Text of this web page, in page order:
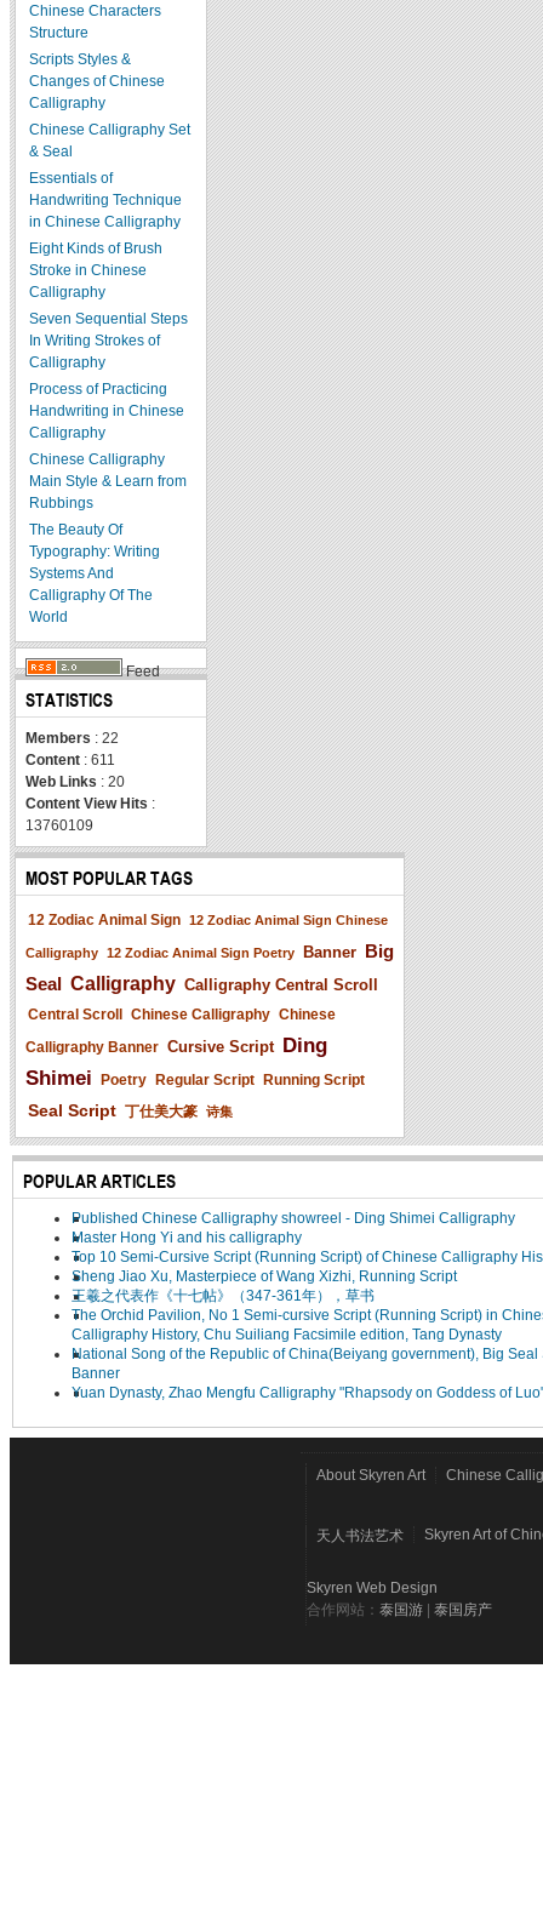
Chinese Characters
Structure
Scripts Styles &
Changes of Chinese
Calligraphy
Chinese Calligraphy Set
& Seal
Essentials of
Handwriting Technique
in Chinese Calligraphy
Eight Kinds of Brush
Stroke in Chinese
Calligraphy
Seven Sequential Steps
In Writing Strokes of
Calligraphy
Process of Practicing
Handwriting in Chinese
Calligraphy
Chinese Calligraphy
Main Style & Learn from
Rubbings
The Beauty Of
Typography: Writing
Systems And
Calligraphy Of The
World
Feed
STATISTICS
Members : 22
Content : 611
Web Links : 20
Content View Hits :
13760109
MOST POPULAR TAGS
12 Zodiac Animal Sign 12 Zodiac Animal Sign Chinese
Calligraphy 12 Zodiac Animal Sign Poetry Banner Big
Seal Calligraphy Calligraphy Central Scroll
Central Scroll Chinese Calligraphy Chinese
Calligraphy Banner Cursive Script Ding
Shimei Poetry Regular Script Running Script
Seal Script 丁仕美大篆 诗集
POPULAR ARTICLES
Published Chinese Calligraphy showreel - Ding Shimei Calligraphy
Master Hong Yi and his calligraphy
Top 10 Semi-Cursive Script (Running Script) of Chinese Calligraphy
Sheng Jiao Xu, Masterpiece of Wang Xizhi, Running Script
王羲之代表作《十七帖》（347-361年），草书
The Orchid Pavilion, No 1 Semi-cursive Script (Running Script) in
Calligraphy History, Chu Suiliang Facsimile edition, Tang Dynasty
National Song of the Republic of China(Beiyang government), Big Seal
Banner
Yuan Dynasty, Zhao Mengfu Calligraphy "Rhapsody on Goddess of
About Skyren Art Chinese
天人书法艺术 Skyren Art of
Skyren Web Design
合作网站： 泰国游 | 泰国房产